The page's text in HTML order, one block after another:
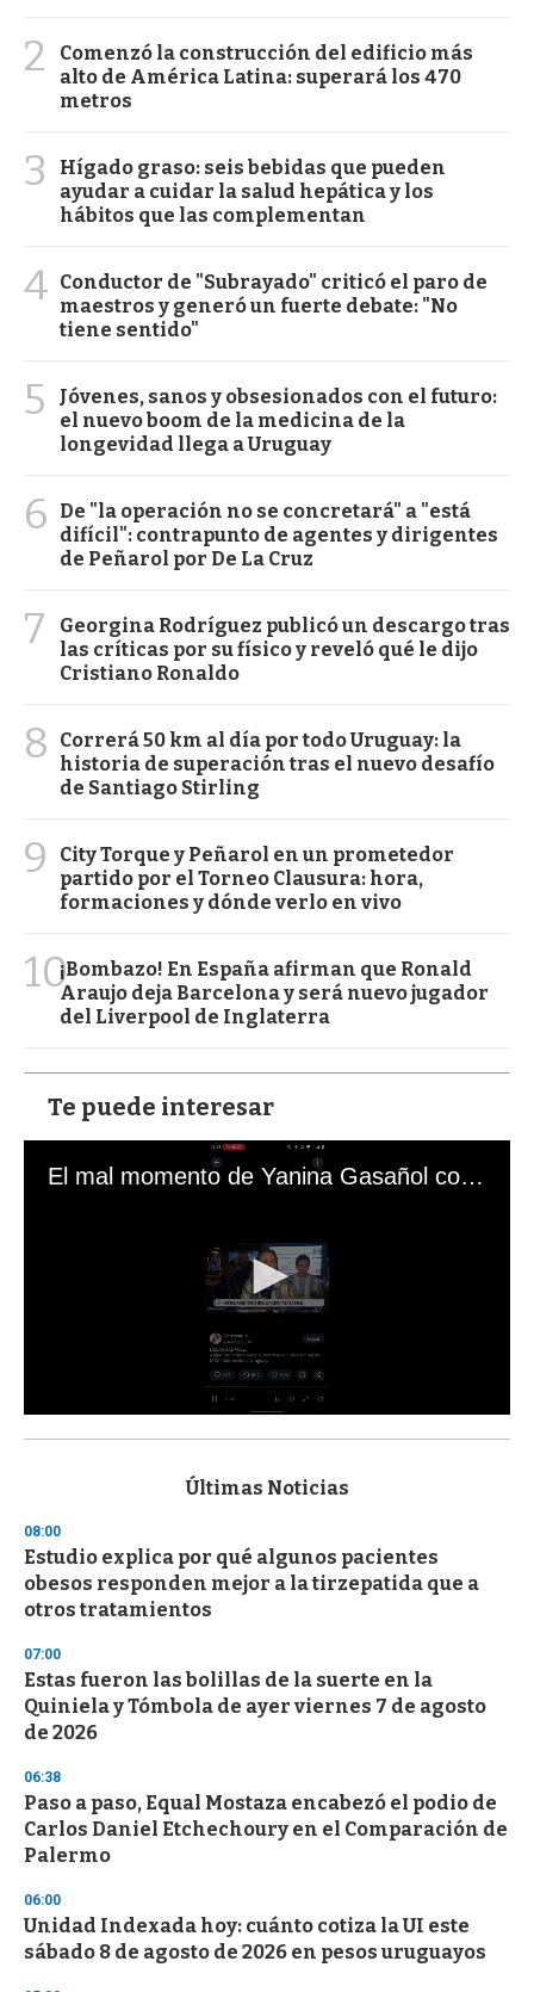
2
Comenzó la construcción del edificio más
alto de América Latina: superará los 470
metros
3
Hígado graso: seis bebidas que pueden
ayudar a cuidar la salud hepática y los
hábitos que las complementan
4 Conductor de "Subrayado" criticó el paro de
maestros y generó un fuerte debate: "No
tiene sentido"
5
Jóvenes, sanos y obsesionados con el futuro:
el nuevo boom de la medicina de la
longevidad llega a Uruguay
6
De "la operación no se concretará" a "está
difícil": contrapunto de agentes y dirigentes
de Peñarol por De La Cruz
7
Georgina Rodríguez publicó un descargo tras
las críticas por su físico y reveló qué le dijo
Cristiano Ronaldo
8
Correrá 50 km al día por todo Uruguay: la
historia de superación tras el nuevo desafío
de Santiago Stirling
9
City Torque y Peñarol en un prometedor
partido por el Torneo Clausura: hora,
formaciones y dónde verlo en vivo
10¡Bombazo! En España afirman que Ronald
Araujo deja Barcelona y será nuevo jugador
del Liverpool de Inglaterra
Te puede interesar
El mal momento de Yanina Gasañol con un hincha argentino en "Subrayado"
s
d
s
o
f
3
s
e
c
o
n
Últimas Noticias
08:00
Estudio explica por qué algunos pacientes
obesos responden mejor a la tirzepatida que a
otros tratamientos
07:00
Estas fueron las bolillas de la suerte en la
Quiniela y Tómbola de ayer viernes 7 de agosto
de 2026
06:38
Paso a paso, Equal Mostaza encabezó el podio de
Carlos Daniel Etchechoury en el Comparación de
Palermo
06:00
Unidad Indexada hoy: cuánto cotiza la UI este
sábado 8 de agosto de 2026 en pesos uruguayos